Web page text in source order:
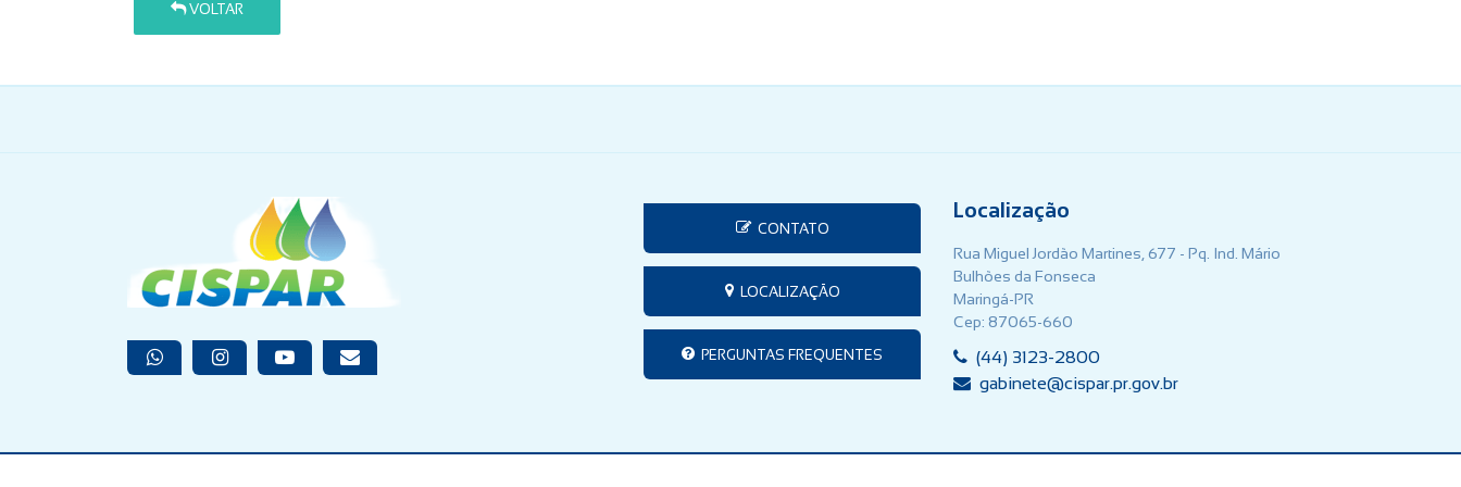
VOLTAR
CONTATO
LOCALIZAÇÃO
PERGUNTAS FREQUENTES
Localização
Rua Miguel Jordão Martines, 677 - Pq. Ind. Mário
Bulhões da Fonseca
Maringá-PR
Cep: 87065-660
(44) 3123-2800
gabinete@cispar.pr.gov.br